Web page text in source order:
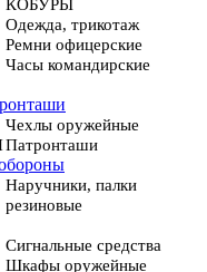
КОБУРЫ
Одежда, трикотаж
Ремни офицерские
Часы командирские
Чехлы оружейные
Патронташи
Наручники, палки
резиновые
Сигнальные средства
Шкафы оружейные